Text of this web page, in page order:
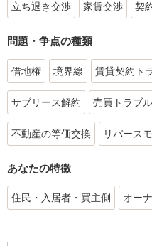
立ち退き交渉 家賃交渉 契
問題・争点の種類
借地権 境界線 賃貸契約ト
サブリース解約 売買トラブル
不動産の等価交換 リバース
あなたの特徴
住民・入居者・買主側 オー